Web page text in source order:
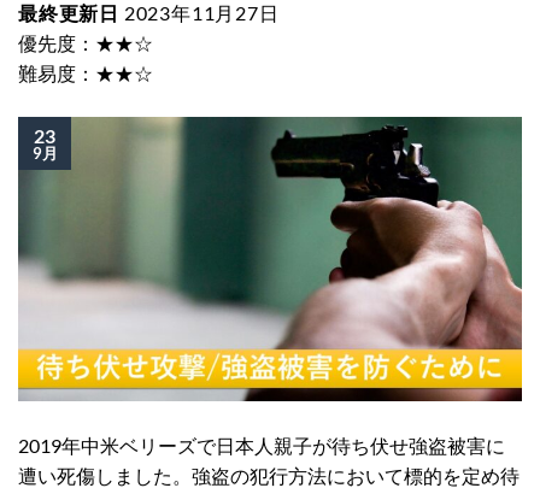
最終更新日 2023年11月27日
優先度：★★☆
難易度：★★☆
23
9月
2019年中米ベリーズで日本人親子が待ち伏せ強盗被害に
遭い死傷しました。強盗の犯行方法において標的を定め待